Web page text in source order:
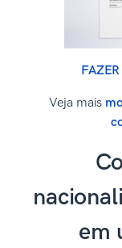
Veja mais
em